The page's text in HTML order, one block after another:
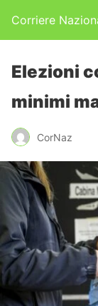
Corriere
Elezioni
minimi
CorNaz